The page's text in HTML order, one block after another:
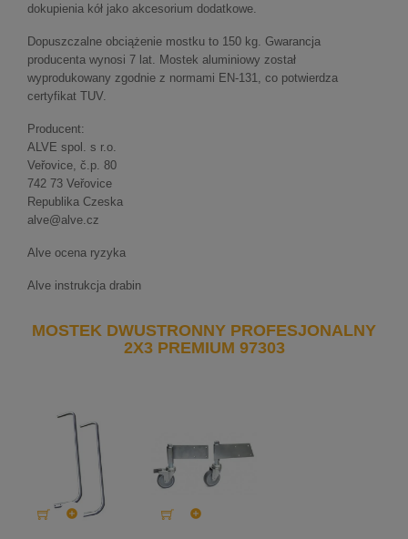
dokupienia kół jako akcesorium dodatkowe.
Dopuszczalne obciążenie mostku to 150 kg. Gwarancja
producenta wynosi 7 lat. Mostek aluminiowy został
wyprodukowany zgodnie z normami EN-131, co potwierdza
certyfikat TUV.
Producent:
ALVE spol. s r.o.
Veřovice, č.p. 80
742 73 Veřovice
Republika Czeska
alve@alve.cz
Alve ocena ryzyka
Alve instrukcja drabin
MOSTEK DWUSTRONNY PROFESJONALNY
2X3 PREMIUM 97303
 